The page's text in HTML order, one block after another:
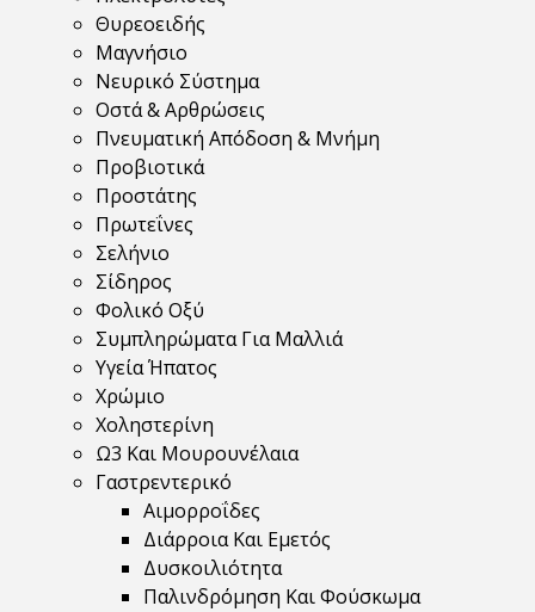
Θυρεοειδής
Μαγνήσιο
Νευρικό Σύστημα
Οστά & Αρθρώσεις
Πνευματική Απόδοση & Μνήμη
Προβιοτικά
Προστάτης
Πρωτεΐνες
Σελήνιο
Σίδηρος
Φολικό Οξύ
Συμπληρώματα Για Μαλλιά
Υγεία Ήπατος
Χρώμιο
Χοληστερίνη
Ω3 Και Μουρουνέλαια
Γαστρεντερικό
Αιμορροΐδες
Διάρροια Και Εμετός
Δυσκοιλιότητα
Παλινδρόμηση Και Φούσκωμα